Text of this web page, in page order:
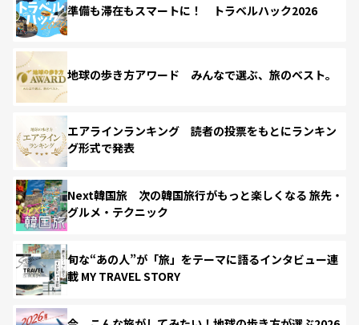
準備も滞在もスマートに！ トラベルハック2026
地球の歩き方アワード みんなで選ぶ、旅のベスト。
エアラインランキング 読者の投票をもとにランキン
グ形式で発表
Next韓国旅 次の韓国旅行がもっと楽しくなる 旅先・
グルメ・テクニック
旬な“あの人”が「旅」をテーマに語るインタビュー連
載 MY TRAVEL STORY